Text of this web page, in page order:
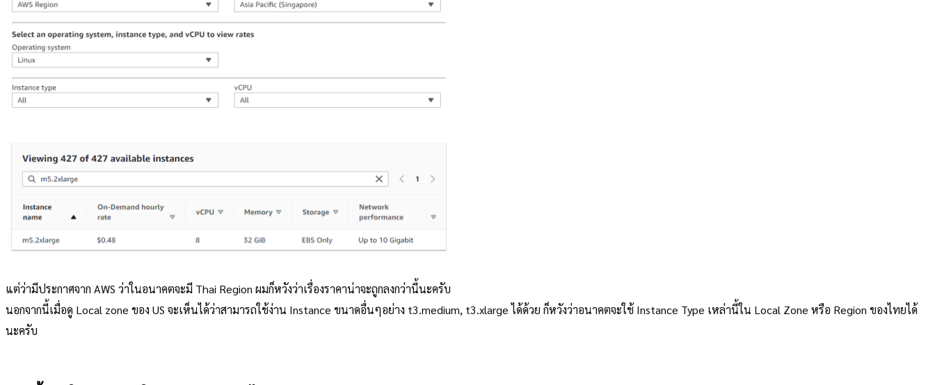
แต่ว่ามีประกาศจาก AWS ว่าในอนาคตจะมี Thai Region ผมก็หวังว่าเรื่องราคาน่าจะถูกลงกว่านี้นะครับ
นอกจากนี้เมื่อดู Local zone ของ US จะเห็นได้ว่าสามารถใช้ง่าน Instance ขนาดอื่นๆอย่าง t3.medium, t3.xlarge ได้ด้วย ก็หวังว่าอนาคตจะใช้ Instance Type เหล่านี้ใน Local Zone หรือ Region ของไทยได้
นะครับ